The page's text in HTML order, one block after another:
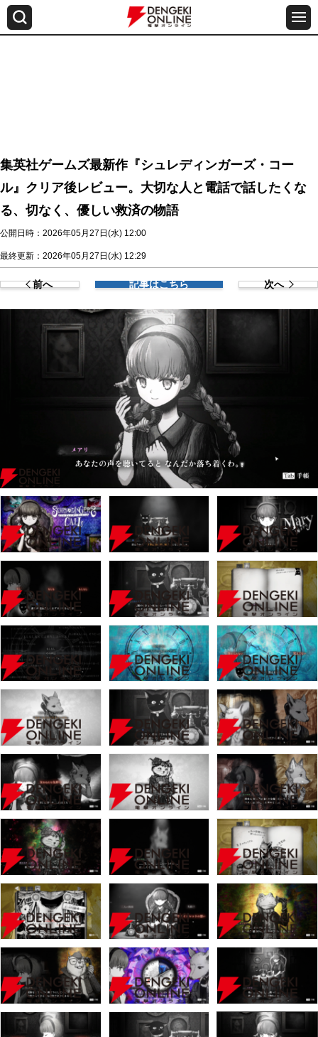
集英社ゲームズ最新作『シュレディンガーズ・コー
ル』クリア後レビュー。大切な人と電話で話したくな
る、切なく、優しい救済の物語
公開日時：2026年05月27日(水) 12:00
最終更新：2026年05月27日(水) 12:29
前へ 記事はこちら 次へ